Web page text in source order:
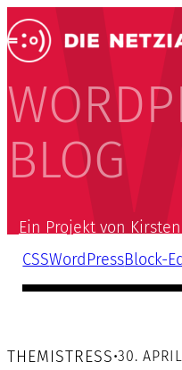
BLOG
Ein Projekt von
CSSWordPressBlock-
THEMISTRESS•30.